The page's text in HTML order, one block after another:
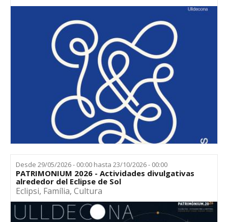
Desde29/05/2026 - 00:00 hasta23/10/2026 - 00:00
PATRIMONIUM 2026 - Actividades divulgativas
alrededor del Eclipse de Sol
Eclipsi, Família,Cultura